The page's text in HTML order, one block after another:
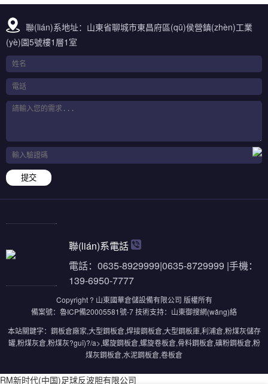
聯(lián)系地址：山東省聊城市東昌府區(qū)侯營鎮(zhèn)工業
(yè)園5號樓1層1室
提交
聯(lián)系電話
電話：0635-8929999|0635-8729999 |手機：
139-6950-7777
Copyright ? 山東國華倉儲設備有限公司 版權所有
備案號： 魯ICP備20005581號-7技術支持： 山東御搜網(wǎng)絡
本站關鍵字： 鋼板倉廠家,大型鋼板倉,焊接鋼板倉,大型鋼板庫,利浦倉,粉煤灰儲存
罐,粉煤灰倉,粉煤灰?guī)?/a>,螺旋鋼板倉,螺旋卷板倉,骨料鋼板倉,礦粉鋼板倉,粉
煤灰鋼板倉,水泥鋼板倉,卷板倉
RM新时代(中国)足球反波胆有限公司